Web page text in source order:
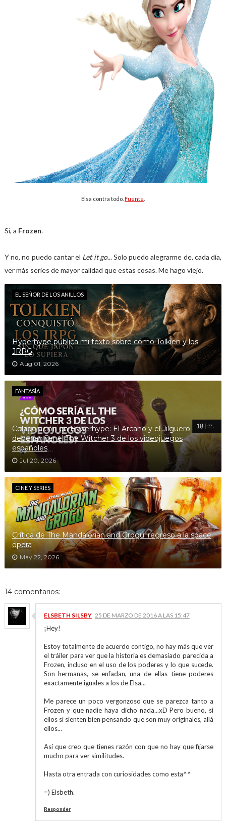
Elsa contra todo. Fuente
Sí, a Frozen.
Y no, no puedo cantar el Let it go... Solo puedo alegrarme de, cada día,
ver más series de mayor calidad que estas cosas. Me hago viejo.
EL SEÑOR DE LOS ANILLOS
Hyperhype publica mi texto sobre cómo Tolkien y los
JRPG
Aug 01, 2026
FANTASÍA
Colaboración en Hyperhype: El Arcano y el Jilguero
deberían ser el The Witcher 3 de los videojuegos
españoles
Jul 20, 2026
CINE Y SERIES
Crítica de The Mandalorian and Grogu: regreso a la space
opera
May 22, 2026
14 comentarios:
ELSBETH SILSBY 25 DE MARZO DE 2016 A LAS 15:47
¡Hey!
Estoy totalmente de acuerdo contigo, no hay más que ver
el tráiler para ver que la historia es demasiado parecida a
Frozen, incluso en el uso de los poderes y lo que sucede.
Son hermanas, se enfadan, una de ellas tiene poderes
exactamente iguales a los de Elsa...
Me parece un poco vergonzoso que se parezca tanto a
Frozen y que nadie haya dicho nada...xD Pero bueno, si
ellos si sienten bien pensando que son muy originales, allá
ellos...
Así que creo que tienes razón con que no hay que fijarse
mucho para ver similitudes.
Hasta otra entrada con curiosidades como esta^^
=) Elsbeth.
Responder